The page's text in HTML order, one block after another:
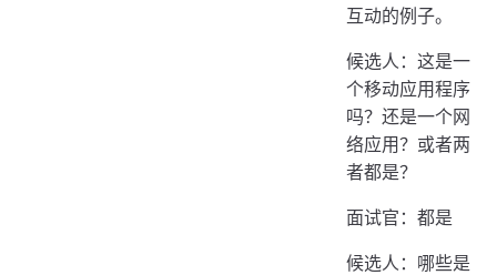
互动的例子。
候选人：这是一
个移动应用程序
吗？还是一个网
络应用？或者两
者都是？
面试官：都是
候选人：哪些是